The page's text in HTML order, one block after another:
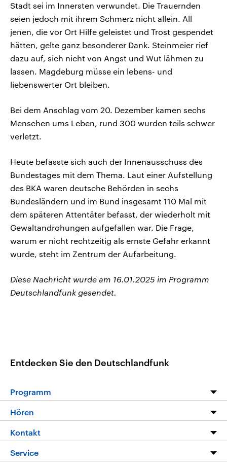
Stadt sei im Innersten verwundet. Die Trauernden
seien jedoch mit ihrem Schmerz nicht allein. All
jenen, die vor Ort Hilfe geleistet und Trost gespendet
hätten, gelte ganz besonderer Dank. Steinmeier rief
dazu auf, sich nicht von Angst und Wut lähmen zu
lassen. Magdeburg müsse ein lebens- und
liebenswerter Ort bleiben.
Bei dem Anschlag vom 20. Dezember kamen sechs
Menschen ums Leben, rund 300 wurden teils schwer
verletzt.
Heute befasste sich auch der Innenausschuss des
Bundestages mit dem Thema. Laut einer Aufstellung
des BKA waren deutsche Behörden in sechs
Bundesländern und im Bund insgesamt 110 Mal mit
dem späteren Attentäter befasst, der wiederholt mit
Gewaltandrohungen aufgefallen war. Die Frage,
warum er nicht rechtzeitig als ernste Gefahr erkannt
wurde, steht im Zentrum der Aufarbeitung.
Diese Nachricht wurde am 16.01.2025 im Programm
Deutschlandfunk gesendet.
Entdecken Sie den Deutschlandfunk
Programm
Programm
Die Nachrichten
Nachrichtenleicht
Hören
Livestream
Podcasts
Kontakt
Hörerservice
Service